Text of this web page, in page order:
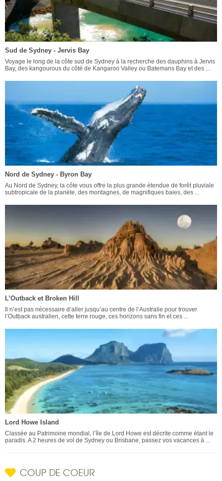
Sud de Sydney - Jervis Bay
Voyage le long de la côte sud de Sydney à la recherche des dauphins à Jervis
Bay, des kangourous du côté de Kangaroo Valley ou Batemans Bay et des ...
Nord de Sydney - Byron Bay
Au Nord de Sydney, la côte vous offre la plus grande étendue de forêt pluviale
subtropicale de la planète, des montagnes, de magnifiques baies, des ...
L’Outback et Broken Hill
Il n’est pas nécessaire d’aller jusqu’au centre de l’Australie pour trouver
l’Outback australien, cette terre rouge, ces horizons sans fin et ces ...
Lord Howe Island
Classée au Patrimoine mondial, l’île de Lord Howe est décrite comme étant le
paradis. A 2 heures de vol de Sydney ou Brisbane, passez vos vacances à ...
COUP DE COEUR